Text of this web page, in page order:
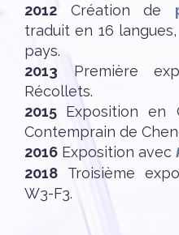
2012 Création de
traduit en 16
pays.
2013 Première
Récollets.
2015 Exposition en
Contemprain de
2016 Exposition avec
2018 Troisième
W3-F3.